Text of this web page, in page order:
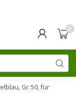
0
Gr. 50, für